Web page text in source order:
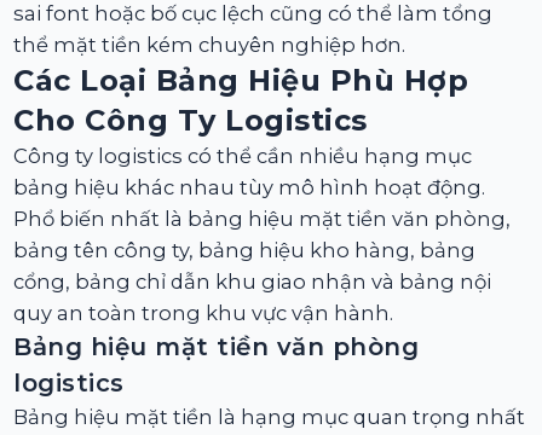
sai font hoặc bố cục lệch cũng có thể làm tổng
thể mặt tiền kém chuyên nghiệp hơn.
Các Loại Bảng Hiệu Phù Hợp
Cho Công Ty Logistics
Công ty logistics có thể cần nhiều hạng mục
bảng hiệu khác nhau tùy mô hình hoạt động.
Phổ biến nhất là bảng hiệu mặt tiền văn phòng,
bảng tên công ty, bảng hiệu kho hàng, bảng
cổng, bảng chỉ dẫn khu giao nhận và bảng nội
quy an toàn trong khu vực vận hành.
Bảng hiệu mặt tiền văn phòng
logistics
Bảng hiệu mặt tiền là hạng mục quan trọng nhất